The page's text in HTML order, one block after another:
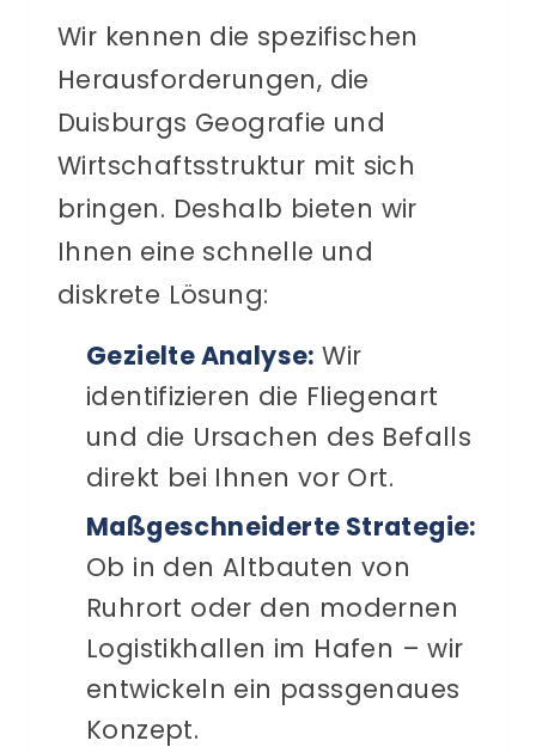
Wir kennen die spezifischen
Herausforderungen, die
Duisburgs Geografie und
Wirtschaftsstruktur mit sich
bringen. Deshalb bieten wir
Ihnen eine schnelle und
diskrete Lösung:
Gezielte Analyse: Wir
identifizieren die Fliegenart
und die Ursachen des Befalls
direkt bei Ihnen vor Ort.
Maßgeschneiderte Strategie:
Ob in den Altbauten von
Ruhrort oder den modernen
Logistikhallen im Hafen – wir
entwickeln ein passgenaues
Konzept.